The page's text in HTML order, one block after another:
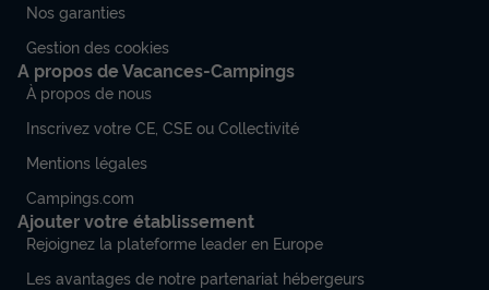
Nos garanties
Gestion des cookies
A propos de Vacances-Campings
À propos de nous
Inscrivez votre CE, CSE ou Collectivité
Mentions légales
Campings.com
Ajouter votre établissement
Rejoignez la plateforme leader en Europe
Les avantages de notre partenariat hébergeurs